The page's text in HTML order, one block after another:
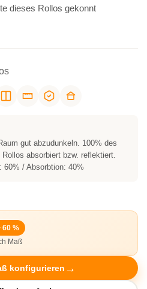
dieses Rollos gekonnt
gut abzudunkeln. 100% des
absorbiert bzw. reflektiert.
60% / Absorbtion: 40%
60 %
Maß
konfigurieren